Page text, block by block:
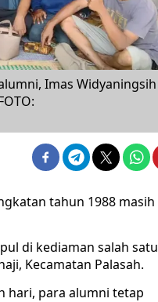
Imas Widyaningsih
tahun 1988 masih
di kediaman salah satu
Kecamatan Palasah.
hari, para alumni tetap